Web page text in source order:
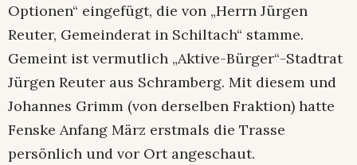
Optionen“ eingefügt, die von „Herrn Jürgen
Reuter, Gemeinderat in Schiltach“ stamme.
Gemeint ist vermutlich „Aktive-Bürger“-Stadtrat
Jürgen Reuter aus Schramberg. Mit diesem und
Johannes Grimm (von derselben Fraktion) hatte
Fenske Anfang März erstmals die Trasse
persönlich und vor Ort angeschaut.